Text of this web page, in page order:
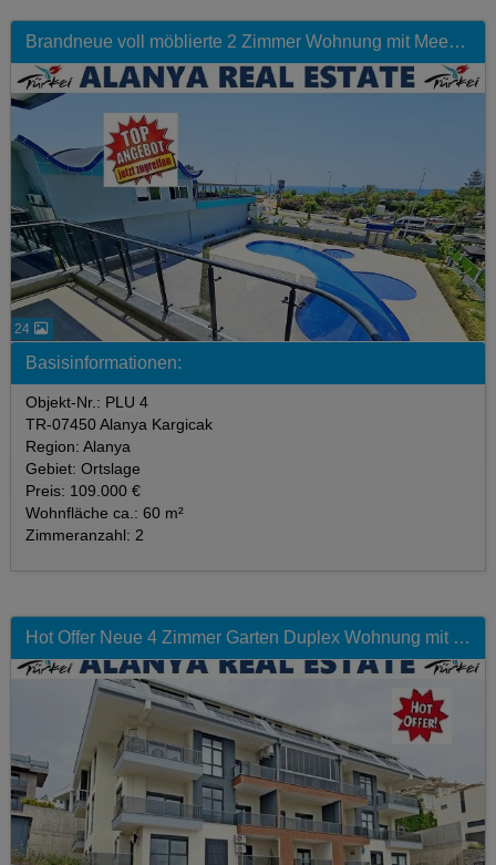
Brandneue voll möblierte 2 Zimmer Wohnung mit Meerblick in Strandnähe mit Pool
24
Basisinformationen:
Objekt-Nr.: PLU 4
TR-07450 Alanya Kargicak
Region: Alanya
Gebiet: Ortslage
Preis: 109.000 €
Wohnfläche ca.: 60 m²
Zimmeranzahl: 2
Hot Offer Neue 4 Zimmer Garten Duplex Wohnung mit Pool zum Sonderpreis